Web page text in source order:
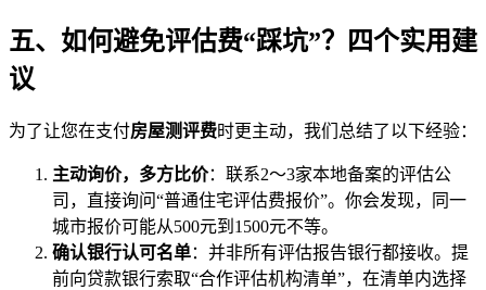
五、如何避免评估费“踩坑”？四个实用建
议
为了让您在支付房屋测评费时更主动，我们总结了以下经验：
主动询价，多方比价：联系2～3家本地备案的评估公
司，直接询问“普通住宅评估费报价”。你会发现，同一
城市报价可能从500元到1500元不等。
确认银行认可名单：并非所有评估报告银行都接收。提
前向贷款银行索取“合作评估机构清单”，在清单内选择